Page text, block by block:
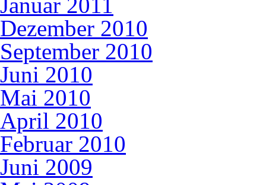
Dezember 2010
September 2010
Juni 2010
Mai 2010
April 2010
Februar 2010
Juni 2009